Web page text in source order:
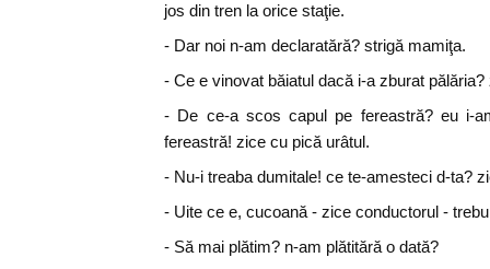
jos din tren la orice staţie.
- Dar noi n-am declaratără? strigă mamiţa.
- Ce e vinovat băiatul dacă i-a zburat
- De ce-a scos capul pe fereastră? eu i-
fereastră! zice cu pică urâtul.
- Nu-i treaba dumitale! ce te-amesteci d-ta?
- Uite ce e, cucoană - zice conductorul -
- Să mai plătim? n-am plătitără o dată?